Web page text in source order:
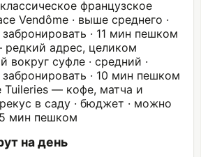
французское
Vendôme · выше среднего ·
· 11 мин пешком
адрес, целиком
вокруг суфле · средний ·
· 10 мин пешком
Tuileries — кофе, матча и
в саду · бюджет · можно
мин пешком
на день